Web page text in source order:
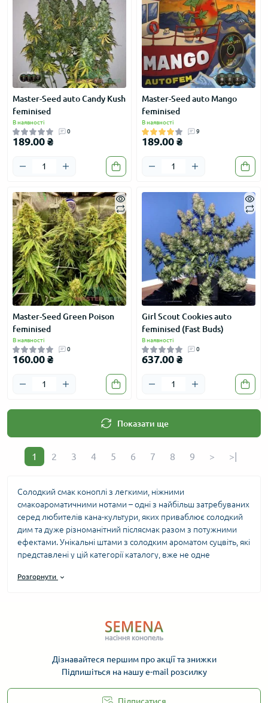
Master-Seed auto Candy Kush
feminised
В наявності
0
189.00 ₴
Master-Seed auto Mango
feminised
В наявності
9
189.00 ₴
Master-Seed Green Poison
feminised
В наявності
0
160.00 ₴
Girl Scout Cookies auto
feminised (Fast Buds)
В наявності
0
637.00 ₴
Показати ще
1 2 3 4 5 6 7 8 9 > >|
Солодкий смак коноплі з легкими, ніжними
смакоароматичними нотами – одні з найбільш затребуваних
серед любителів кана-культури, яких приваблює солодкий
дим та дуже різноманітний післясмак разом з потужними
ефектами. Унікальні штами з солодким ароматом суцвіть, які
представлені у цій категорії каталогу, вже не одне
(тетрагідроканабінолу) – від 15 до 22% та вище, демонструє
високу продуктивність та відмінно проявляє себе навіть у
Сорти коноплі із солодким
Розгорнути
Дізнавайтеся першим про акції та знижки
Підпишіться на нашу e-mail розсилку